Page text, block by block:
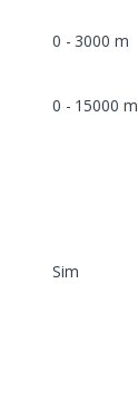
0 - 3000 m
0 - 15000 m
Sim